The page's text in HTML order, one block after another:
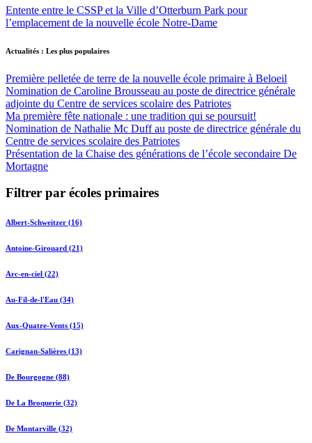
Entente entre le CSSP et la Ville d’Otterburn Park pour
l’emplacement de la nouvelle école Notre-Dame
Actualités : Les plus populaires
Première pelletée de terre de la nouvelle école primaire à Beloeil
Nomination de Caroline Brousseau au poste de directrice générale
adjointe du Centre de services scolaire des Patriotes
Ma première fête nationale : une tradition qui se poursuit!
Nomination de Nathalie Mc Duff au poste de directrice générale du
Centre de services scolaire des Patriotes
Présentation de la Chaise des générations de l’école secondaire De
Mortagne
Filtrer par écoles primaires
Albert-Schweitzer (16)
Antoine-Girouard (21)
Arc-en-ciel (22)
Au-Fil-de-l'Eau (34)
Aux-Quatre-Vents (15)
Carignan-Salières (13)
De Bourgogne (88)
De La Broquerie (32)
De Montarville (32)